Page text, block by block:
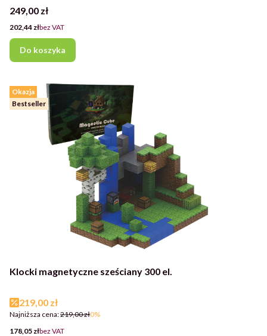
Cena
249,00 zł
Cena
202,44 złbez VAT
Do koszyka
Okazja
Bestseller
Klocki magnetyczne sześciany 300 el.
Cena promocyjna
219,00 zł
Najniższa cena:219,00 zł0%
Cena
178,05 złbez VAT